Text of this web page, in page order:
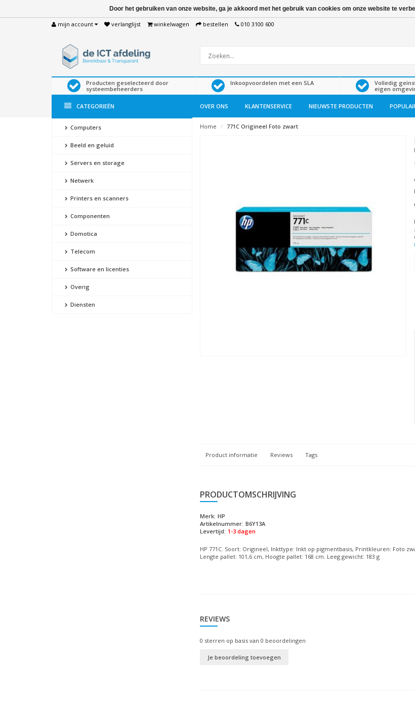
mijn account verlanglijst winkelwagen bestellen 010 3100 600
Producten geselecteerd door
systeembeheerders
Inkoopvoordelen met een SLA
Volledig
eigen
CATEGORIEËN OVER ONS KLANTENSERVICE NIEUWSTE PRODUCTEN
Computers
Beeld en geluid
Servers en storage
Netwerk
Printers en scanners
Componenten
Domotica
Telecom
Software en licenties
Overig
Diensten
Home 771C Origineel Foto zwart
Product informatie Reviews Tags
PRODUCTOMSCHRIJVING
Merk: HP
Artikelnummer: B6Y13A
Levertijd: 1-3 dagen
HP 771C. Soort: Origineel, Inkttype: Inkt op pigmentbasis, Printkleuren: Foto
Lengte pallet: 101,6 cm, Hoogte pallet: 168 cm. Leeg gewicht: 183 g
REVIEWS
0 sterren op basis van 0 beoordelingen
Je beoordeling toevoegen
Door het gebruiken van onze website, ga je akkoord met het gebruik van cookies om onze website te